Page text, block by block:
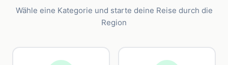
Wähle eine Kategorie und starte deine Reise durch die
Region